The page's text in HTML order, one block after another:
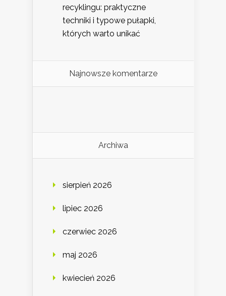
recyklingu: praktyczne
techniki i typowe pułapki,
których warto unikać
Najnowsze komentarze
Archiwa
sierpień 2026
lipiec 2026
czerwiec 2026
maj 2026
kwiecień 2026